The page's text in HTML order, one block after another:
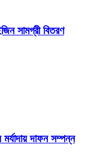
সামগ্রী বিতরণ
মর্যাদায় দাফন সম্পন্ন